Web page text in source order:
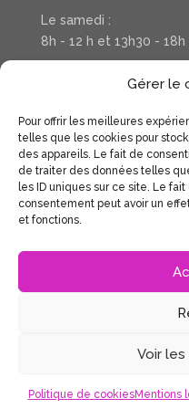
Gérer le
Pour offrir les meilleures
telles que les cookies pour
des appareils. Le fait de
de traiter des données telles
les ID uniques sur ce site. Le
consentement peut avoir un
et fonctions.
Voir
Politique de cookiesMentions
Le samedi :
8h - 12 h et 13h30 - 18h
Téléphone : 03 20
Suivez la vie de
Coiffure
Enfants
Politique
Clair